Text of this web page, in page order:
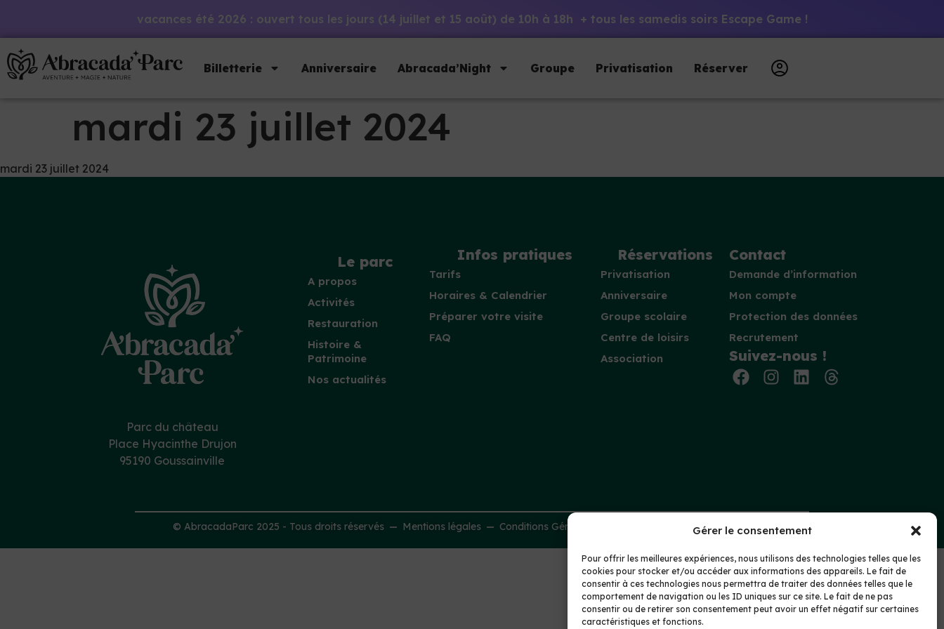
Gérer le consentement
Pour offrir les meilleures expériences, nous utilisons des technologies telles que les
cookies pour stocker et/ou accéder aux informations des appareils. Le fait de
consentir à ces technologies nous permettra de traiter des données telles que le
comportement de navigation ou les ID uniques sur ce site. Le fait de ne pas
consentir ou de retirer son consentement peut avoir un effet négatif sur certaines
caractéristiques et fonctions.
vacances été 2026 : ouvert tous les jours (14 juillet et 15 août) de 10h à 18h + tous les samedis soirs Escape Game !
Billetterie Anniversaire Abracada’Night Groupe Privatisation Réserver
mardi 23 juillet 2024
mardi 23 juillet 2024
Parc du château
Place Hyacinthe Drujon
95190 Goussainville
Le parc
A propos
Activités
Restauration
Histoire &
Patrimoine
Nos actualités
Infos pratiques
Tarifs
Horaires & Calendrier
Préparer votre visite
FAQ
Réservations
Privatisation
Anniversaire
Groupe scolaire
Centre de loisirs
Association
Contact
Demande d’information
Mon compte
Protection des données
Recrutement
Suivez-nous !
© AbracadaParc 2025 - Tous droits réservés Mentions légales Conditions Générales de Vente Protection des données